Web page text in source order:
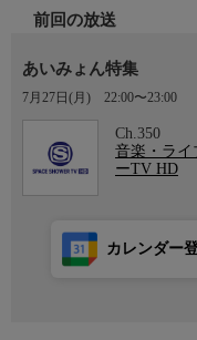
前回の放送
あいみょん特集
7月27日(月) 22:00〜23:00
Ch.350
音楽・ラ
ーTV HD
カレンダー